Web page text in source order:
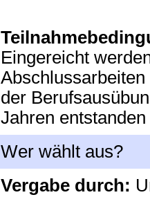
Eingereicht
der
Jahren
Wer wählt aus?
Vergabe durch: